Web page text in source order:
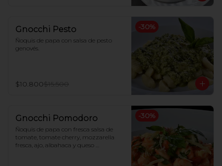
-30%
Gnocchi Pesto
Ñoquis de papa con salsa de pesto
genovés.
$10.800$15.500
-30%
Gnocchi Pomodoro
Ñoquis de papa con fresca salsa de
tomate, tomate cherry, mozzarella
fresca, ajo, albahaca y queso